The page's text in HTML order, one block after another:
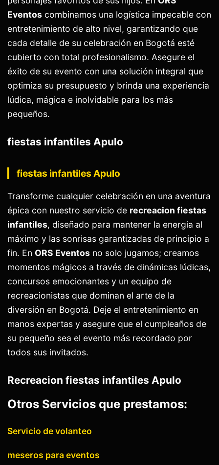
Eventos combinamos una logística impecable con
entretenimiento de alto nivel, garantizando que
cada detalle de su celebración en Bogotá esté
cubierto con total profesionalismo. Asegure el
éxito de su evento con una solución integral que
optimiza su presupuesto y brinda una experiencia
lúdica, mágica e inolvidable para los más
pequeños.
fiestas infantiles Apulo
fiestas infantiles Apulo
Transforme cualquier celebración en una aventura
épica con nuestro servicio de recreacion fiestas
infantiles, diseñado para mantener la energía al
máximo y las sonrisas garantizadas de principio a
fin. En ORS Eventos no solo jugamos; creamos
momentos mágicos a través de dinámicas lúdicas,
concursos emocionantes y un equipo de
recreacionistas que dominan el arte de la
diversión en Bogotá. Deje el entretenimiento en
manos expertas y asegure que el cumpleaños de
su pequeño sea el evento más recordado por
todos sus invitados.
Recreacion fiestas infantiles Apulo
Otros Servicios que prestamos:
Servicio de volanteo
meseros para eventos